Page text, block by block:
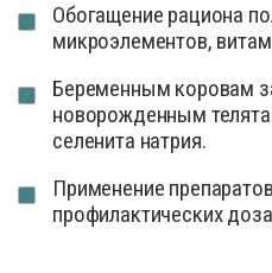
Обогащение рациона
микроэлементов,
Беременным коровам
новорожденным
селенита натрия.
Применение
профилактических